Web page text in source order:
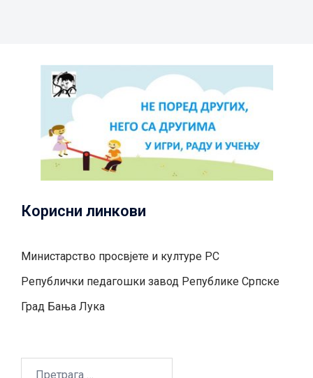
Корисни линкови
Министарство просвјете и културе РС
Републички педагошки завод Републике Српске
Град Бањa Лукa